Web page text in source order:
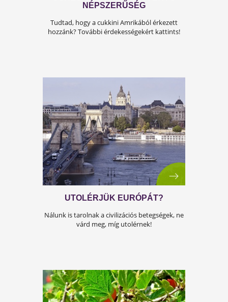
Nincsenek "csodaszerek", bár sokat írnak
Kattints az igazságért!